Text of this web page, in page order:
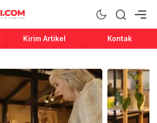
dan Inspirasi
Kirim Artikel Kontak